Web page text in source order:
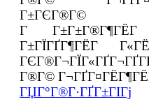
Г±ГЄГ®Г©
Г Г±Г±Г®Г¶ГЁГ
Г±ГЇГҐГ¶ГЁГ
Г®Г©
ГЏГ°Г®Г·ГҐГ±ГІГј